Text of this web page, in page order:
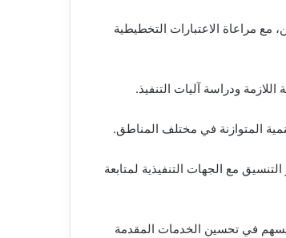
مع مراعاة الاعتبارات التخطيطية
ودراسة آليات التنفيذ.
المتوازنة في مختلف المناطق.
مع الجهات التنفيذية لمتابعة
يسهم في تحسين الخدمات المقدمة